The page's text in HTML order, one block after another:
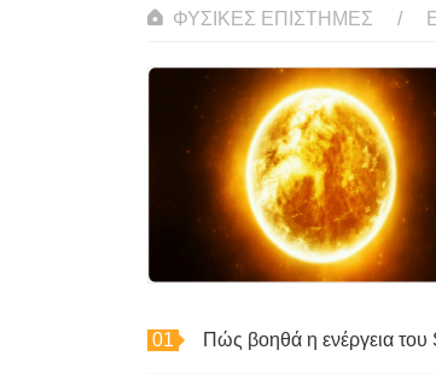
ΦΥΣΙΚΈΣ ΕΠΙΣΤΉΜΕΣ
Πώς βοηθά η ενέργεια του